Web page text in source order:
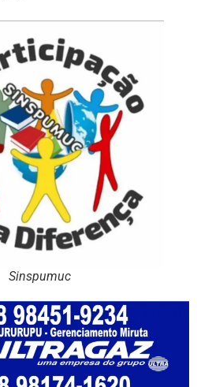
Sinspumuc